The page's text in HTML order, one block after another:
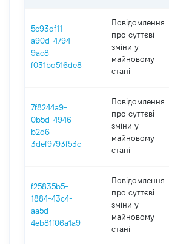
5c93df11-
a90d-4794-
9ac8-
f031bd516de8
Повідомлення
про суттєві
зміни y
майновому
стані
7f8244a9-
0b5d-4946-
b2d6-
3def9793f53c
Повідомлення
про суттєві
зміни y
майновому
стані
f25835b5-
1884-43c4-
aa5d-
4eb81f06a1a9
Повідомлення
про суттєві
зміни y
майновому
стані